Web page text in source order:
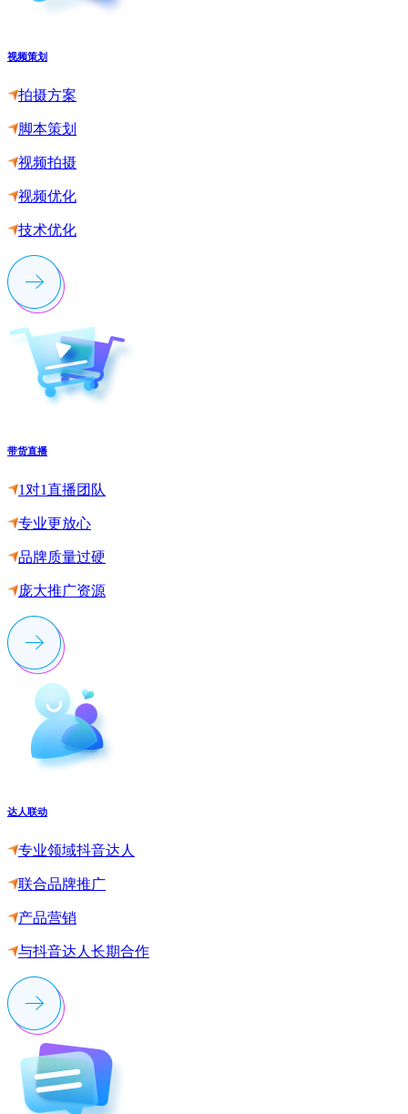
视频策划
拍摄方案
脚本策划
视频拍摄
视频优化
技术优化
带货直播
1对1直播团队
专业更放心
品牌质量过硬
庞大推广资源
达人联动
专业领域抖音达人
联合品牌推广
产品营销
与抖音达人长期合作